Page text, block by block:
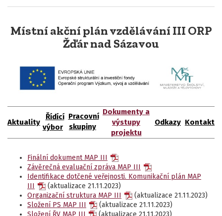
Místní akční plán vzdělávání III ORP
Žďár nad Sázavou
Aktuality
Řídící
výbor
Pracovní
skupiny
Dokumenty a
výstupy
projektu
Odkazy Kontakt
Finální dokument MAP III
Závěrečná evaluační zpráva MAP III
Identifikace dotčené veřejnosti. Komunikační plán MAP
III
(aktualizace 21.11.2023)
Organizační struktura MAP III
(aktualizace 21.11.2023)
Složení PS MAP III
(aktualizace 21.11.2023)